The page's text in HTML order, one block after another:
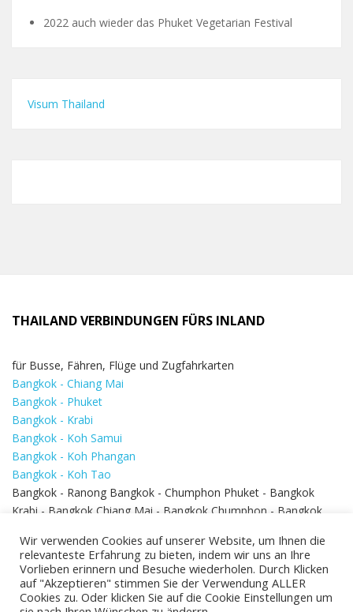
2022 auch wieder das Phuket Vegetarian Festival
Visum Thailand
THAILAND VERBINDUNGEN FÜRS INLAND
für Busse, Fähren, Flüge und Zugfahrkarten
Bangkok - Chiang Mai
Bangkok - Phuket
Bangkok - Krabi
Bangkok - Koh Samui
Bangkok - Koh Phangan
Bangkok - Koh Tao
Bangkok - Ranong Bangkok - Chumphon Phuket - Bangkok
Krabi - Bangkok Chiang Mai - Bangkok Chumphon - Bangkok
Bangkok - Hua Hin
Wir verwenden Cookies auf unserer Website, um Ihnen die
relevanteste Erfahrung zu bieten, indem wir uns an Ihre
Vorlieben erinnern und Besuche wiederholen. Durch Klicken
auf "Akzeptieren" stimmen Sie der Verwendung ALLER
Cookies zu. Oder klicken Sie auf die Cookie Einstellungen um